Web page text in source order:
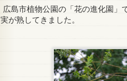
広島市植物公園の「花の進化園」
実が熟してきました。